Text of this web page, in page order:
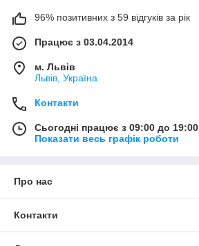
96% позитивних з 59 відгуків за рік
Працює з 03.04.2014
м. Львів
Львів, Україна
Контакти
Сьогодні працює з 09:00 до 19:00
Показати весь графік роботи
Про нас
Контакти